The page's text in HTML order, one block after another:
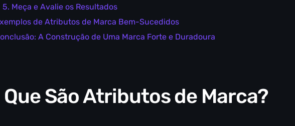
5. Meça e Avalie os Resultados
de Atributos de Marca Bem-Sucedidos
A Construção de Uma Marca Forte e Duradoura
Que São Atributos de Marca?